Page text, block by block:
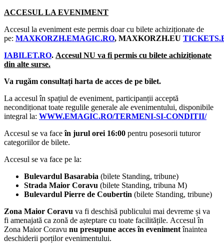
ACCESUL LA EVENIMENT
Accesul la eveniment este permis doar cu bilete achiziționate de
pe: MAXKORZH.EMAGIC.RO, MAXKORZH.EU
IABILET.RO. Accesul NU va fi permis cu bilete achiziționate
din alte surse.
Va rugăm consultați harta de acces de pe bilet.
La accesul în spațiul de eveniment, participanții acceptă
necondiționat toate regulile generale ale evenimentului, disponibile
integral la: WWW.EMAGIC.RO/TERMENI-SI-CONDITII/
Accesul se va faceîn jurul orei 16:00 pentru posesorii tuturor
categoriilor de bilete.
Accesul se va face pe la:
Bulevardul Basarabia (bilete Standing, tribune)
Strada Maior Coravu (bilete Standing, tribuna M)
Bulevardul Pierre de Coubertin (bilete Standing, tribune)
Zona Maior Coravu va fi deschisă publicului mai devreme și va
fi amenajată ca zonă de așteptare cu toate facilitățile. Accesul în
Zona Maior Coravu nu presupune acces în evenimentînaintea
deschiderii porților evenimentului.